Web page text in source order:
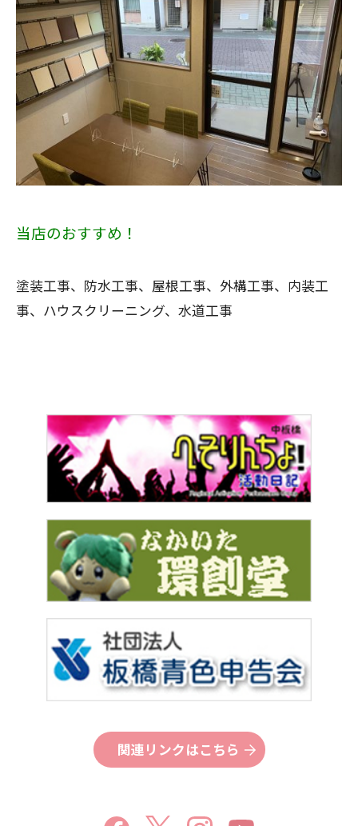
当店のおすすめ！
塗装工事、防水工事、屋根工事、外構工事、内装工
事、ハウスクリーニング、水道工事
関連リンクはこちら